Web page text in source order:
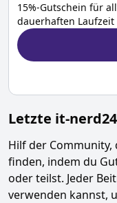
15%-Gutschein für
dauerhaften Laufzeit
Letzte it-nerd24
Hilf der Community,
finden, indem du
oder teilst. Jeder
verwenden kannst,